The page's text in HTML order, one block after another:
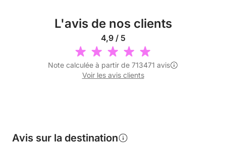
L'avis de nos clients
4,9 / 5
Note calculée à partir de 713471 avis
Voir les avis clients
Avis sur la destination